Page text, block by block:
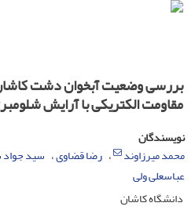
بررسی وضعیت آبخوان دشت
مقاومت الکتریکی با آرایش
نویسندگان
محمد میرزاوند
رضا قضاوی سید جواد
عباسعلی ولی
دانشگاه کاشان